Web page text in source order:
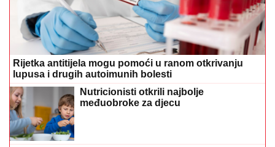
Rijetka antitijela mogu pomoći u ranom otkrivanju
lupusa i drugih autoimunih bolesti
Nutricionisti otkrili najbolje
međuobroke za djecu